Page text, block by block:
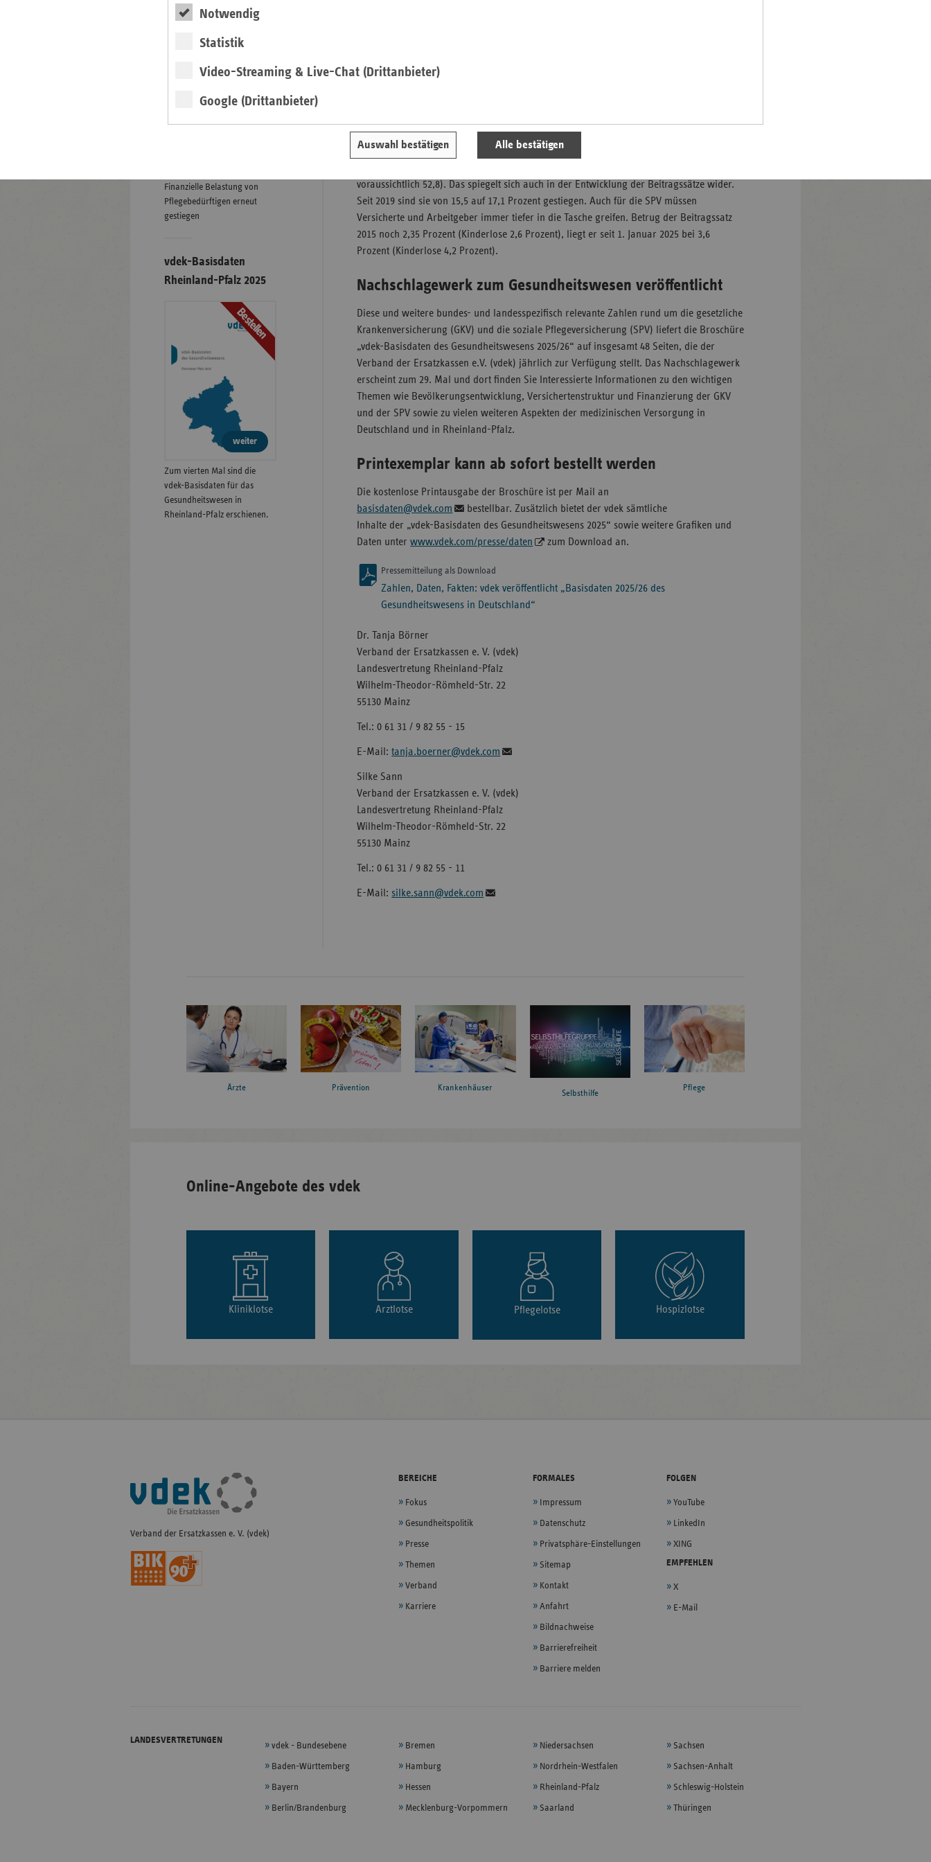
Notwendig
Statistik
Video-Streaming & Live-Chat (Drittanbieter)
Google (Drittanbieter)
Auswahl bestätigen Alle bestätigen
Schleswig-
deutlich, dass die Herausforderungen, vor denen das deutsche Gesundheitswesen steht,
von 341,4 Milliarden Euro erwartet. Hauptausgabenbereiche sind die stationäre
Versorgung (2025 voraussichtlich 106,9 Milliarden Euro), gefolgt von Arzneimitteln (2025
voraussichtlich 52,8). Das spiegelt sich auch in der Entwicklung der Beitragssätze wider.
Seit 2019 sind sie von 15,5 auf 17,1 Prozent gestiegen. Auch für die SPV müssen
Versicherte und Arbeitgeber immer tiefer in die Tasche greifen. Betrug der Beitragssatz
2015 noch 2,35 Prozent (Kinderlose 2,6 Prozent), liegt er seit 1. Januar 2025 bei 3,6
Prozent (Kinderlose 4,2 Prozent).
Nachschlagewerk zum Gesundheitswesen veröffentlicht
Diese und weitere bundes- und landesspezifisch relevante Zahlen rund um die gesetzliche
Krankenversicherung (GKV) und die soziale Pflegeversicherung (SPV) liefert die Broschüre
„vdek-Basisdaten des Gesundheitswesens 2025/26“ auf insgesamt 48 Seiten, die der
Verband der Ersatzkassen e.V. (vdek) jährlich zur Verfügung stellt. Das Nachschlagewerk
erscheint zum 29. Mal und dort finden Sie Interessierte Informationen zu den wichtigen
Themen wie Bevölkerungsentwicklung, Versichertenstruktur und Finanzierung der GKV
und der SPV sowie zu vielen weiteren Aspekten der medizinischen Versorgung in
Deutschland und in Rheinland-Pfalz.
Printexemplar kann ab sofort bestellt werden
Die kostenlose Printausgabe der Broschüre ist per Mail an
basisdaten@vdek.com
bestellbar. Zusätzlich bietet der vdek sämtliche
Inhalte der „vdek-Basisdaten des Gesundheitswesens 2025“ sowie weitere Grafiken und
Daten unterwww.vdek.com/presse/daten zum Download an.
Pressemitteilung als Download
Zahlen, Daten, Fakten: vdek veröffentlicht „Basisdaten 2025/26 des
Gesundheitswesens in Deutschland“
Dr. Tanja Börner
Verband der Ersatzkassen e. V. (vdek)
Landesvertretung Rheinland-Pfalz
Wilhelm-Theodor-Römheld-Str. 22
55130 Mainz
Tel.: 0 61 31 / 9 82 55 - 15
E-Mail:tanja.boerner@vdek.com
Silke Sann
Verband der Ersatzkassen e. V. (vdek)
Landesvertretung Rheinland-Pfalz
Wilhelm-Theodor-Römheld-Str. 22
55130 Mainz
Tel.: 0 61 31 / 9 82 55 - 11
E-Mail: silke.sann@vdek.com
Eigenanteile in der
01.07.2026
Grafiken
Finanzielle Belastung von
Pflegebedürftigen erneut
gestiegen
vdek-Basisdaten
Rheinland-Pfalz 2025
Bestellen
weiter
Zum vierten Mal sind die
vdek-Basisdaten für das
Gesundheitswesen in
Rheinland-Pfalz erschienen.
Ärzte Prävention Krankenhäuser
Selbsthilfe
Pflege
Online-Angebote des vdek
Kliniklotse Arztlotse Pflegelotse Hospizlotse
Fußleisten-
Navigation
Verband der Ersatzkassen e. V. (vdek)
BEREICHE
Fokus
Gesundheitspolitik
Presse
Themen
Verband
Karriere
FORMALES
Impressum
Datenschutz
Privatsphäre-Einstellungen
Sitemap
Kontakt
Anfahrt
Bildnachweise
Barrierefreiheit
Barriere melden
FOLGEN
YouTube
LinkedIn
XING
EMPFEHLEN
X
E-Mail
LANDESVERTRETUNGEN
vdek - Bundesebene
Baden-Württemberg
Bayern
Berlin/Brandenburg
Bremen
Hamburg
Hessen
Mecklenburg-Vorpommern
Niedersachsen
Nordrhein-Westfalen
Rheinland-Pfalz
Saarland
Sachsen
Sachsen-Anhalt
Schleswig-Holstein
Thüringen